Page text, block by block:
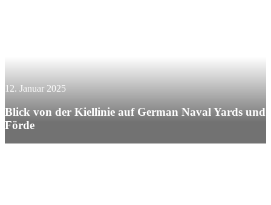
12. Januar 2025
Blick von der Kiellinie auf German Naval Yards und
Förde